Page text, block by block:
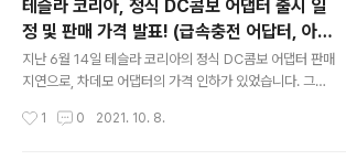
tabase 의 컨테이너 이름을 확인합니다. 저의 경우 tesla
mate_database_1 입니다. docker-compose.yml
이 있는 폴더에서 docker exec -it 데이터베이스컨테이
너이름 psql -U teslamate -W teslamate 을 입력합
se_1 psql -..
테슬라 코리아, 정식 DC콤보 어댑터 출시 일
정 및 판매 가격 발표! (급속충전 어답터, 아답
터)
지난 6월 14일 테슬라 코리아의 정식 DC콤보 어댑터 판매
지연으로, 차데모 어댑터의 가격 인하가 있었습니다. 그로
(화) : 우선 구매권 소지 오너 대상 판매 개시 (별도 안내 예
1 0 2021. 10. 8.